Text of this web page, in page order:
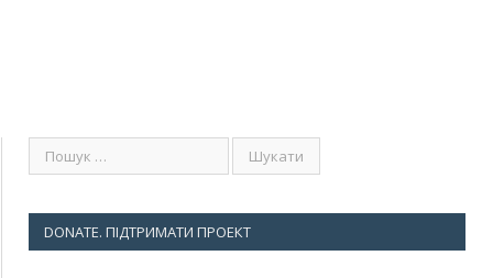
DONATE. ПІДТРИМАТИ ПРОЕКТ